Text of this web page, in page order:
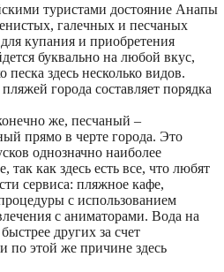
туристами достояние Анапы
галечных и песчаных
купания и приобретения
буквально на любой вкус,
песка здесь несколько видов.
города составляет порядка
же, песчаный –
прямо в черте города. Это
однозначно наиболее
как здесь есть все, что любят
сервиса: пляжное кафе,
с использованием
с аниматорами. Вода на
других за счет
по этой же причине здесь